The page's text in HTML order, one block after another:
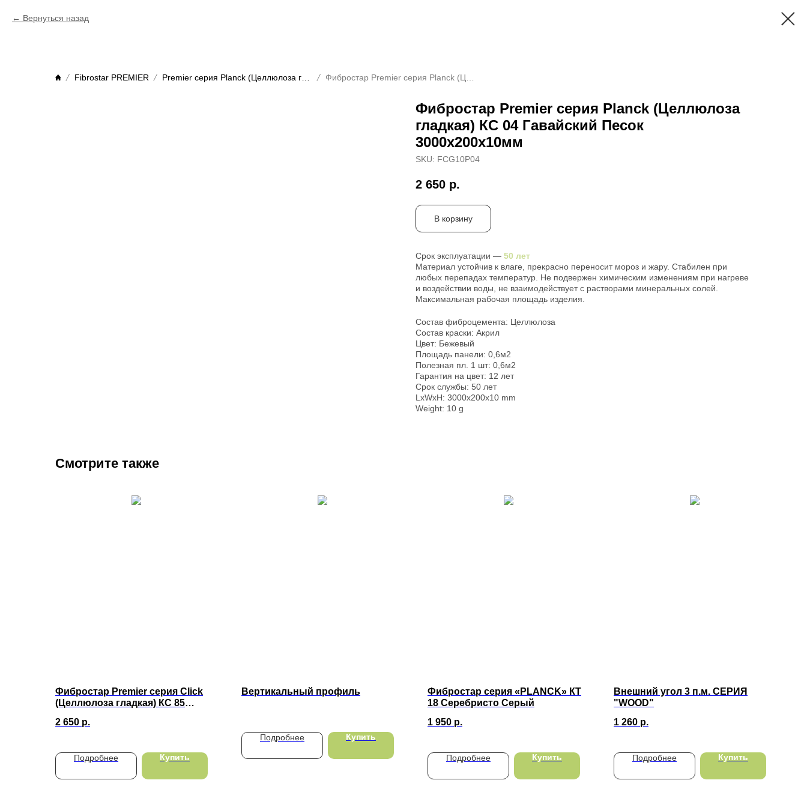
Вернуться назад
Fibrostar PREMIER
Фибростар Premier серия Planck (Целлюлоза
гладкая) КС 04 Гавайский Песок
3000х200х10мм
SKU: FCG10P04
2 650 р.
В корзину
Срок эксплуатации — 50 лет
Материал устойчив к влаге, прекрасно переносит мороз и жару. Стабилен при
любых перепадах температур. Не подвержен химическим изменениям при нагреве
и воздействии воды, не взаимодействует с растворами минеральных солей.
Максимальная рабочая площадь изделия.
Состав фиброцемента: Целлюлоза
Состав краски: Акрил
Цвет: Бежевый
Площадь панели: 0,6м2
Полезная пл. 1 шт: 0,6м2
Гарантия на цвет: 12 лет
Срок службы: 50 лет
LxWxH: 3000x200x10 mm
Weight: 10 g
Смотрите также
Фибростар Premier серия Click
(Целлюлоза гладкая) КС 85
2 650 р.
Подробнее Купить
Вертикальный профиль
Подробнее Купить
Фибростар серия «PLANCK» КT
18 Серебристо Серый
1 950 р.
Подробнее Купить
Внешний угол 3 п.м. СЕРИЯ
"WOOD"
1 260 р.
Подробнее Купить